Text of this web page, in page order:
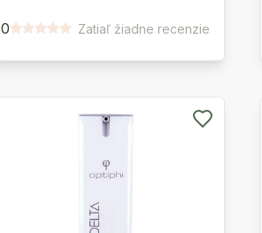
0 Zatiaľ žiadne recenzie